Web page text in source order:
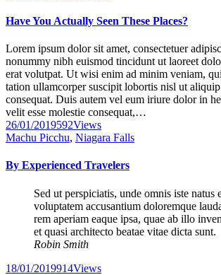
Have You Actually Seen These Places?
Lorem ipsum dolor sit amet, consectetuer
nonummy nibh euismod tincidunt ut laoreet
erat volutpat. Ut wisi enim ad minim veniam,
tation ullamcorper suscipit lobortis nisl ut
consequat. Duis autem vel eum iriure dolor in
velit esse molestie consequat,…
26/01/2019592Views
Machu Picchu, Niagara Falls
By Experienced Travelers
Sed ut perspiciatis, unde omnis iste natus
voluptatem accusantium doloremque
rem aperiam eaque ipsa, quae ab illo
et quasi architecto beatae vitae dicta sunt.
Robin Smith
18/01/2019914Views